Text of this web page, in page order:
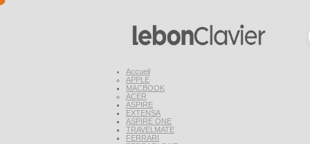
Accueil
APPLE
MACBOOK
ACER
ASPIRE
EXTENSA
ASPIRE ONE
TRAVELMATE
FERRARI